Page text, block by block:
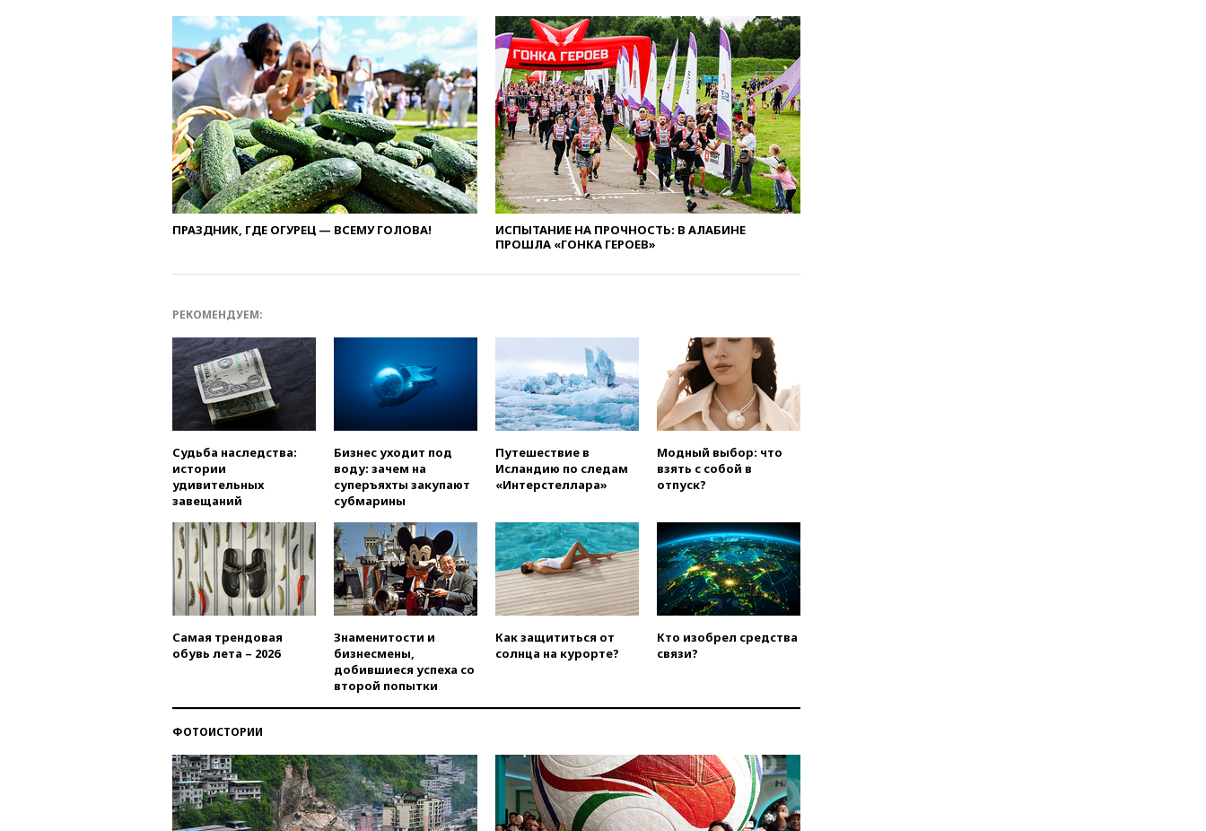
блок Украину из-за уровня
коррупции
вчера, 23:35Лукашенко
объяснил экономическую
выгоду безвизового режима с
ЕС
вчера, 22:59 На башню
ресторана «Армения» в
Москве вернут утраченную
скульптуру балерины
вчера, 22:45Литовец
протаранил погранпункт при
попытке попасть в Россию
вчера, 22:28Бессент
Три человека
получили ножевые ранения
при нападении в Чехии
вчера, 22:00
Путин поручил
выделить средства на новые
области
вчера, 21:56The Atlantic: Маск
использовании Starlink для
атак вглубь РФ
вчера, 21:35После пожара на
складе в Брянске возбудили
уголовное дело
РФ по гимнастике получили
официальный отказ в визах от
вчера, 21:00На границе
Украины с Польшей скопилось
свыше 6,5 тысячи грузовиков
вчера, 20:53Швыдкой:
ПРАЗДНИК, ГДЕ ОГУРЕЦ — ВСЕМУ ГОЛОВА!
ИСПЫТАНИЕ НА ПРОЧНОСТЬ: В АЛАБИНЕ
ПРОШЛА «ГОНКА ГЕРОЕВ»
РЕКОМЕНДУЕМ:
Судьба наследства:
истории
удивительных
завещаний
Бизнес уходит под
воду: зачем на
суперъяхты закупают
субмарины
Путешествие в
Исландию по следам
«Интерстеллара»
Модный выбор: что
взять с собой в
отпуск?
Самая трендовая
обувь лета – 2026
Знаменитости и
бизнесмены,
добившиеся успеха со
второй попытки
Как защититься от
солнца на курорте?
Кто изобрел средства
связи?
ФОТОИСТОРИИ